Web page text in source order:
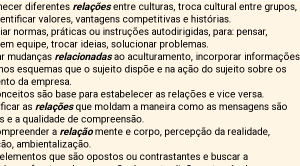
diferentes relaçõesentre culturas, troca cultural entre grupos,
valores, vantagens competitivas e histórias.
normas, práticas ou instruções autodirigidas, para: pensar,
equipe, trocar ideias, solucionar problemas.
mudanças relacionadasao aculturamento, incorporar informações
esquemas que o sujeito dispõe e na ação do sujeito sobre os
da empresa.
são base para estabelecer as relações e vice versa.
as relações que moldam a maneira como as mensagens são
e a qualidade de compreensão.
a relaçãomente e corpo, percepção da realidade,
ambientalização.
elementos que são opostos ou contrastantes e buscar a